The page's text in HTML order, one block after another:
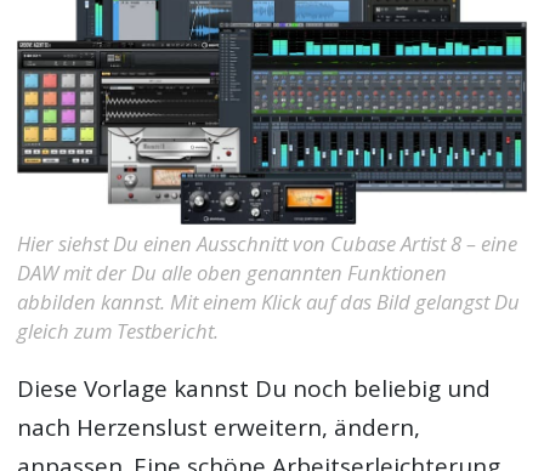
Hier siehst Du einen Ausschnitt von Cubase Artist 8 – eine
DAW mit der Du alle oben genannten Funktionen
abbilden kannst. Mit einem Klick auf das Bild gelangst Du
gleich zum Testbericht.
Diese Vorlage kannst Du noch beliebig und
nach Herzenslust erweitern, ändern,